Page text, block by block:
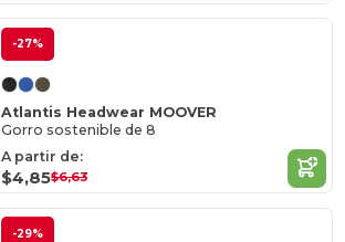
-27%
Atlantis Headwear MOOVER
Gorro sostenible de 8
A partir de:
$4,85$6,63
-29%